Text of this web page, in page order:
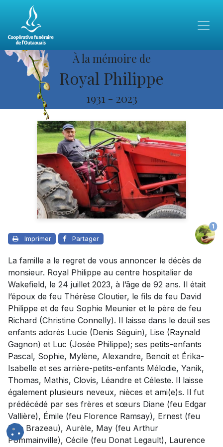
À la mémoire de
Royal Philippe
1931 - 2023
Imprimer Partager
1
La famille a le regret de vous annoncer le décès de
monsieur. Royal Philippe au centre hospitalier de
Wakefield, le 24 juillet 2023, à l’âge de 92 ans. Il était
l’époux de feu Thérèse Cloutier, le fils de feu David
Philippe et de feu Sophie Meunier et le père de feu
Richard (Christine Connelly). Il laisse dans le deuil ses
enfants adorés Lucie (Denis Séguin), Lise (Raynald
Gagnon) et Luc (Josée Philippe); ses petits-enfants
Pascal, Sophie, Mylène, Alexandre, Benoit et Érika-
Isabelle et ses arrière-petits-enfants Mélodie, Yanik,
Thomas, Mathis, Clovis, Léandre et Céleste. Il laisse
également plusieurs neveux, nièces et ami(e)s. Il fut
prédécédé par ses frères et sœurs Diane (feu Edgar
Vallière), Émile (feu Florence Ramsay), Ernest (feu
Lina Brazeau), Aurèle, May (feu Arthur
Pommainville), Cécile (feu Donat Legault), Laurence